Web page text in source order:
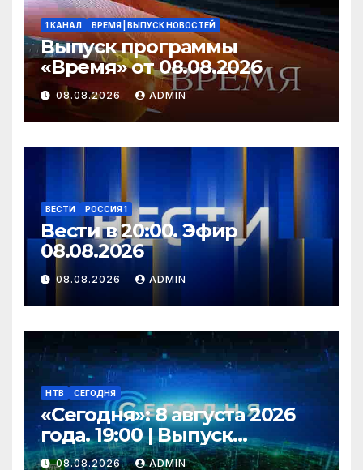
1 КАНАЛ ВРЕМЯ | ВЫПУСК НОВОСТЕЙ
Выпуск программы
«Время» от 08.08.2026
08.08.2026 ADMIN
ВЕСТИ РОССИЯ 1
Вести в 20:00. Эфир
08.08.2026
08.08.2026 ADMIN
НТВ СЕГОДНЯ
«Сегодня»: 8 августа 2026
года. 19:00 | Выпуск
новостей | Новости НТВ
08.08.2026 ADMIN